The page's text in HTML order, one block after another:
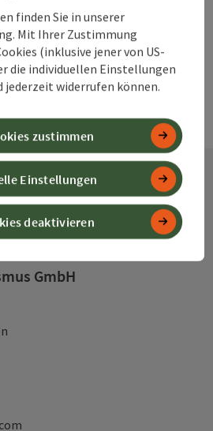
Änderung vorschlagen
GmbH
finden Sie in unserer
Mit Ihrer Zustimmung
(inklusive jener von US-
die individuellen Einstellungen
jederzeit widerrufen können.
deaktivieren
Einstellungen
zustimmen